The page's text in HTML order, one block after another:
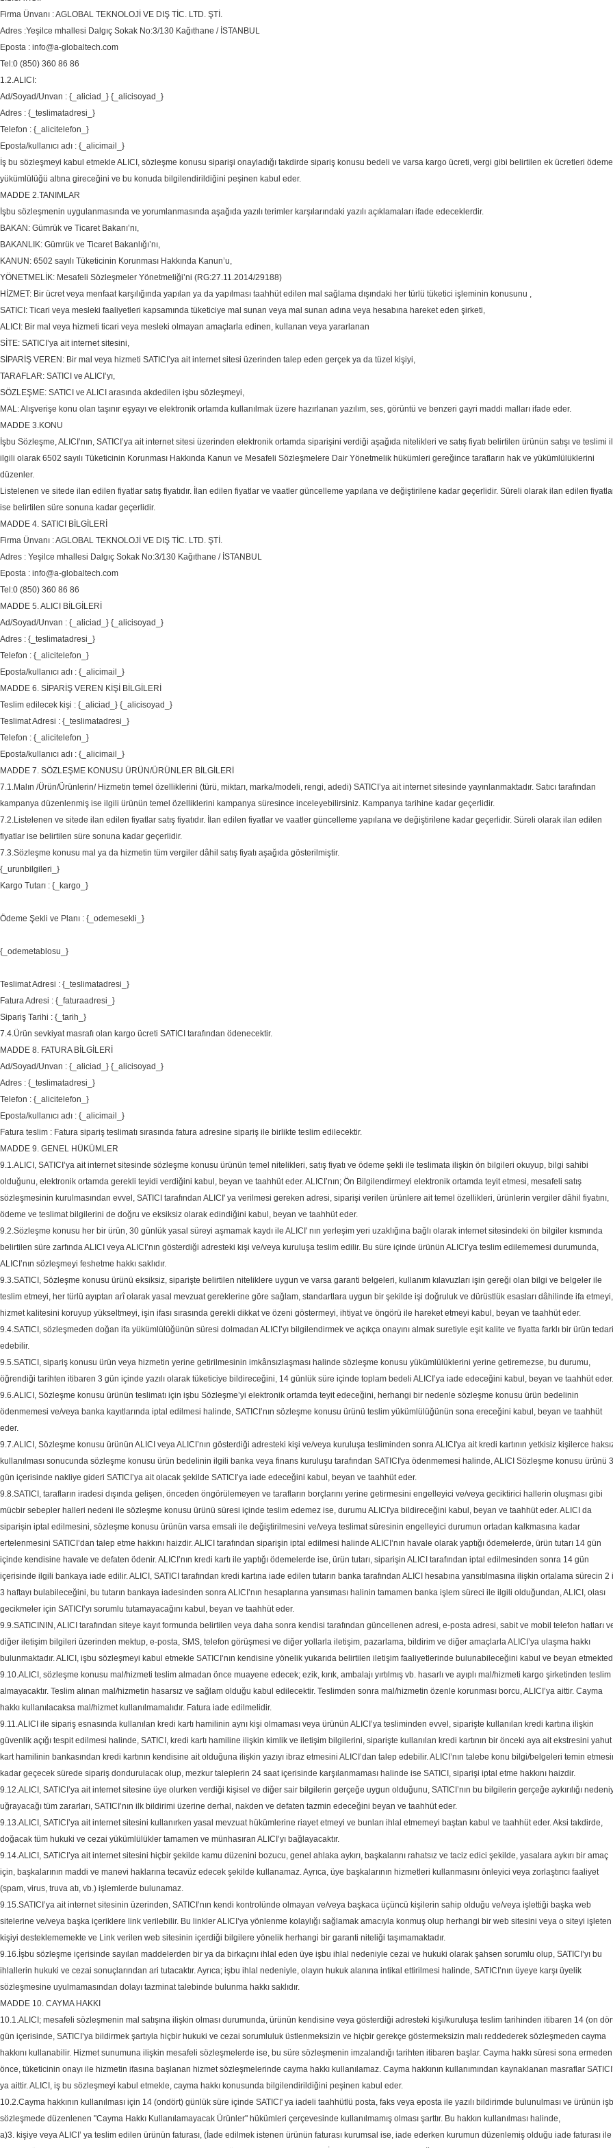
Firma Ünvanı : AGLOBAL TEKNOLOJİ VE DIŞ TİC. LTD. ŞTİ.
Adres :Yeşilce mhallesi Dalgıç Sokak No:3/130 Kağıthane / İSTANBUL
Eposta : info@a-globaltech.com
Tel:0 (850) 360 86 86
1.2.ALICI:
Ad/Soyad/Unvan : {_aliciad_} {_alicisoyad_}
Adres : {_teslimatadresi_}
Telefon : {_alicitelefon_}
Eposta/kullanıcı adı : {_alicimail_}
İş bu sözleşmeyi kabul etmekle ALICI, sözleşme konusu siparişi onayladığı takdirde sipariş konusu bedeli ve varsa kargo ücreti, vergi gibi belirtilen ek ücretleri ödeme
yükümlülüğü altına gireceğini ve bu konuda bilgilendirildiğini peşinen kabul eder.
MADDE 2.TANIMLAR
İşbu sözleşmenin uygulanmasında ve yorumlanmasında aşağıda yazılı terimler karşılarındaki yazılı açıklamaları ifade edeceklerdir.
BAKAN: Gümrük ve Ticaret Bakanı’nı,
BAKANLIK: Gümrük ve Ticaret Bakanlığı’nı,
KANUN: 6502 sayılı Tüketicinin Korunması Hakkında Kanun’u,
YÖNETMELİK: Mesafeli Sözleşmeler Yönetmeliği’ni (RG:27.11.2014/29188)
HİZMET: Bir ücret veya menfaat karşılığında yapılan ya da yapılması taahhüt edilen mal sağlama dışındaki her türlü tüketici işleminin konusunu ,
SATICI: Ticari veya mesleki faaliyetleri kapsamında tüketiciye mal sunan veya mal sunan adına veya hesabına hareket eden şirketi,
ALICI: Bir mal veya hizmeti ticari veya mesleki olmayan amaçlarla edinen, kullanan veya yararlanan
SİTE: SATICI’ya ait internet sitesini,
SİPARİŞ VEREN: Bir mal veya hizmeti SATICI’ya ait internet sitesi üzerinden talep eden gerçek ya da tüzel kişiyi,
TARAFLAR: SATICI ve ALICI’yı,
SÖZLEŞME: SATICI ve ALICI arasında akdedilen işbu sözleşmeyi,
MAL: Alışverişe konu olan taşınır eşyayı ve elektronik ortamda kullanılmak üzere hazırlanan yazılım, ses, görüntü ve benzeri gayri maddi malları ifade eder.
MADDE 3.KONU
İşbu Sözleşme, ALICI’nın, SATICI’ya ait internet sitesi üzerinden elektronik ortamda siparişini verdiği aşağıda nitelikleri ve satış fiyatı belirtilen ürünün satışı ve teslimi
ilgili olarak 6502 sayılı Tüketicinin Korunması Hakkında Kanun ve Mesafeli Sözleşmelere Dair Yönetmelik hükümleri gereğince tarafların hak ve yükümlülüklerini
düzenler.
Listelenen ve sitede ilan edilen fiyatlar satış fiyatıdır. İlan edilen fiyatlar ve vaatler güncelleme yapılana ve değiştirilene kadar geçerlidir. Süreli olarak ilan edilen
ise belirtilen süre sonuna kadar geçerlidir.
MADDE 4. SATICI BİLGİLERİ
Firma Ünvanı : AGLOBAL TEKNOLOJİ VE DIŞ TİC. LTD. ŞTİ.
Adres : Yeşilce mhallesi Dalgıç Sokak No:3/130 Kağıthane / İSTANBUL
Eposta : info@a-globaltech.com
Tel:0 (850) 360 86 86
MADDE 5. ALICI BİLGİLERİ
Ad/Soyad/Unvan : {_aliciad_} {_alicisoyad_}
Adres : {_teslimatadresi_}
Telefon : {_alicitelefon_}
Eposta/kullanıcı adı : {_alicimail_}
MADDE 6. SİPARİŞ VEREN KİŞİ BİLGİLERİ
Teslim edilecek kişi : {_aliciad_} {_alicisoyad_}
Teslimat Adresi : {_teslimatadresi_}
Telefon : {_alicitelefon_}
Eposta/kullanıcı adı : {_alicimail_}
MADDE 7. SÖZLEŞME KONUSU ÜRÜN/ÜRÜNLER BİLGİLERİ
7.1.Malın /Ürün/Ürünlerin/ Hizmetin temel özelliklerini (türü, miktarı, marka/modeli, rengi, adedi) SATICI’ya ait internet sitesinde yayınlanmaktadır. Satıcı tarafından
kampanya düzenlenmiş ise ilgili ürünün temel özelliklerini kampanya süresince inceleyebilirsiniz. Kampanya tarihine kadar geçerlidir.
7.2.Listelenen ve sitede ilan edilen fiyatlar satış fiyatıdır. İlan edilen fiyatlar ve vaatler güncelleme yapılana ve değiştirilene kadar geçerlidir. Süreli olarak ilan edilen
fiyatlar ise belirtilen süre sonuna kadar geçerlidir.
7.3.Sözleşme konusu mal ya da hizmetin tüm vergiler dâhil satış fiyatı aşağıda gösterilmiştir.
{_urunbilgileri_}
Kargo Tutarı : {_kargo_}
Ödeme Şekli ve Planı : {_odemesekli_}
{_odemetablosu_}
Teslimat Adresi : {_teslimatadresi_}
Fatura Adresi : {_faturaadresi_}
Sipariş Tarihi : {_tarih_}
7.4.Ürün sevkiyat masrafı olan kargo ücreti SATICI tarafından ödenecektir.
MADDE 8. FATURA BİLGİLERİ
Ad/Soyad/Unvan : {_aliciad_} {_alicisoyad_}
Adres : {_teslimatadresi_}
Telefon : {_alicitelefon_}
Eposta/kullanıcı adı : {_alicimail_}
Fatura teslim : Fatura sipariş teslimatı sırasında fatura adresine sipariş ile birlikte teslim edilecektir.
MADDE 9. GENEL HÜKÜMLER
9.1.ALICI, SATICI’ya ait internet sitesinde sözleşme konusu ürünün temel nitelikleri, satış fiyatı ve ödeme şekli ile teslimata ilişkin ön bilgileri okuyup, bilgi sahibi
olduğunu, elektronik ortamda gerekli teyidi verdiğini kabul, beyan ve taahhüt eder. ALICI’nın; Ön Bilgilendirmeyi elektronik ortamda teyit etmesi, mesafeli satış
sözleşmesinin kurulmasından evvel, SATICI tarafından ALICI' ya verilmesi gereken adresi, siparişi verilen ürünlere ait temel özellikleri, ürünlerin vergiler dâhil fiyatını,
ödeme ve teslimat bilgilerini de doğru ve eksiksiz olarak edindiğini kabul, beyan ve taahhüt eder.
9.2.Sözleşme konusu her bir ürün, 30 günlük yasal süreyi aşmamak kaydı ile ALICI' nın yerleşim yeri uzaklığına bağlı olarak internet sitesindeki ön bilgiler kısmında
belirtilen süre zarfında ALICI veya ALICI’nın gösterdiği adresteki kişi ve/veya kuruluşa teslim edilir. Bu süre içinde ürünün ALICI’ya teslim edilememesi durumunda,
ALICI’nın sözleşmeyi feshetme hakkı saklıdır.
9.3.SATICI, Sözleşme konusu ürünü eksiksiz, siparişte belirtilen niteliklere uygun ve varsa garanti belgeleri, kullanım kılavuzları işin gereği olan bilgi ve belgeler ile
teslim etmeyi, her türlü ayıptan arî olarak yasal mevzuat gereklerine göre sağlam, standartlara uygun bir şekilde işi doğruluk ve dürüstlük esasları dâhilinde ifa etmeyi,
hizmet kalitesini koruyup yükseltmeyi, işin ifası sırasında gerekli dikkat ve özeni göstermeyi, ihtiyat ve öngörü ile hareket etmeyi kabul, beyan ve taahhüt eder.
9.4.SATICI, sözleşmeden doğan ifa yükümlülüğünün süresi dolmadan ALICI’yı bilgilendirmek ve açıkça onayını almak suretiyle eşit kalite ve fiyatta farklı bir ürün
edebilir.
9.5.SATICI, sipariş konusu ürün veya hizmetin yerine getirilmesinin imkânsızlaşması halinde sözleşme konusu yükümlülüklerini yerine getiremezse, bu durumu,
öğrendiği tarihten itibaren 3 gün içinde yazılı olarak tüketiciye bildireceğini, 14 günlük süre içinde toplam bedeli ALICI’ya iade edeceğini kabul, beyan ve taahhüt eder.
9.6.ALICI, Sözleşme konusu ürünün teslimatı için işbu Sözleşme’yi elektronik ortamda teyit edeceğini, herhangi bir nedenle sözleşme konusu ürün bedelinin
ödenmemesi ve/veya banka kayıtlarında iptal edilmesi halinde, SATICI’nın sözleşme konusu ürünü teslim yükümlülüğünün sona ereceğini kabul, beyan ve taahhüt
eder.
9.7.ALICI, Sözleşme konusu ürünün ALICI veya ALICI’nın gösterdiği adresteki kişi ve/veya kuruluşa tesliminden sonra ALICI'ya ait kredi kartının yetkisiz kişilerce
kullanılması sonucunda sözleşme konusu ürün bedelinin ilgili banka veya finans kuruluşu tarafından SATICI'ya ödenmemesi halinde, ALICI Sözleşme konusu ürünü 3
gün içerisinde nakliye gideri SATICI’ya ait olacak şekilde SATICI’ya iade edeceğini kabul, beyan ve taahhüt eder.
9.8.SATICI, tarafların iradesi dışında gelişen, önceden öngörülemeyen ve tarafların borçlarını yerine getirmesini engelleyici ve/veya geciktirici hallerin oluşması gibi
mücbir sebepler halleri nedeni ile sözleşme konusu ürünü süresi içinde teslim edemez ise, durumu ALICI'ya bildireceğini kabul, beyan ve taahhüt eder. ALICI da
siparişin iptal edilmesini, sözleşme konusu ürünün varsa emsali ile değiştirilmesini ve/veya teslimat süresinin engelleyici durumun ortadan kalkmasına kadar
ertelenmesini SATICI’dan talep etme hakkını haizdir. ALICI tarafından siparişin iptal edilmesi halinde ALICI’nın havale olarak yaptığı ödemelerde, ürün tutarı 14 gün
içinde kendisine havale ve defaten ödenir. ALICI’nın kredi kartı ile yaptığı ödemelerde ise, ürün tutarı, siparişin ALICI tarafından iptal edilmesinden sonra 14 gün
içerisinde ilgili bankaya iade edilir. ALICI, SATICI tarafından kredi kartına iade edilen tutarın banka tarafından ALICI hesabına yansıtılmasına ilişkin ortalama sürecin 2
3 haftayı bulabileceğini, bu tutarın bankaya iadesinden sonra ALICI’nın hesaplarına yansıması halinin tamamen banka işlem süreci ile ilgili olduğundan, ALICI, olası
gecikmeler için SATICI’yı sorumlu tutamayacağını kabul, beyan ve taahhüt eder.
9.9.SATICININ, ALICI tarafından siteye kayıt formunda belirtilen veya daha sonra kendisi tarafından güncellenen adresi, e-posta adresi, sabit ve mobil telefon hatları
diğer iletişim bilgileri üzerinden mektup, e-posta, SMS, telefon görüşmesi ve diğer yollarla iletişim, pazarlama, bildirim ve diğer amaçlarla ALICI’ya ulaşma hakkı
bulunmaktadır. ALICI, işbu sözleşmeyi kabul etmekle SATICI’nın kendisine yönelik yukarıda belirtilen iletişim faaliyetlerinde bulunabileceğini kabul ve beyan
9.10.ALICI, sözleşme konusu mal/hizmeti teslim almadan önce muayene edecek; ezik, kırık, ambalajı yırtılmış vb. hasarlı ve ayıplı mal/hizmeti kargo şirketinden teslim
almayacaktır. Teslim alınan mal/hizmetin hasarsız ve sağlam olduğu kabul edilecektir. Teslimden sonra mal/hizmetin özenle korunması borcu, ALICI’ya aittir. Cayma
hakkı kullanılacaksa mal/hizmet kullanılmamalıdır. Fatura iade edilmelidir.
9.11.ALICI ile sipariş esnasında kullanılan kredi kartı hamilinin aynı kişi olmaması veya ürünün ALICI’ya tesliminden evvel, siparişte kullanılan kredi kartına ilişkin
güvenlik açığı tespit edilmesi halinde, SATICI, kredi kartı hamiline ilişkin kimlik ve iletişim bilgilerini, siparişte kullanılan kredi kartının bir önceki aya ait ekstresini yahut
kart hamilinin bankasından kredi kartının kendisine ait olduğuna ilişkin yazıyı ibraz etmesini ALICI’dan talep edebilir. ALICI’nın talebe konu bilgi/belgeleri temin
kadar geçecek sürede sipariş dondurulacak olup, mezkur taleplerin 24 saat içerisinde karşılanmaması halinde ise SATICI, siparişi iptal etme hakkını haizdir.
9.12.ALICI, SATICI’ya ait internet sitesine üye olurken verdiği kişisel ve diğer sair bilgilerin gerçeğe uygun olduğunu, SATICI’nın bu bilgilerin gerçeğe aykırılığı
uğrayacağı tüm zararları, SATICI’nın ilk bildirimi üzerine derhal, nakden ve defaten tazmin edeceğini beyan ve taahhüt eder.
9.13.ALICI, SATICI’ya ait internet sitesini kullanırken yasal mevzuat hükümlerine riayet etmeyi ve bunları ihlal etmemeyi baştan kabul ve taahhüt eder. Aksi takdirde,
doğacak tüm hukuki ve cezai yükümlülükler tamamen ve münhasıran ALICI’yı bağlayacaktır.
9.14.ALICI, SATICI’ya ait internet sitesini hiçbir şekilde kamu düzenini bozucu, genel ahlaka aykırı, başkalarını rahatsız ve taciz edici şekilde, yasalara aykırı bir amaç
için, başkalarının maddi ve manevi haklarına tecavüz edecek şekilde kullanamaz. Ayrıca, üye başkalarının hizmetleri kullanmasını önleyici veya zorlaştırıcı faaliyet
(spam, virus, truva atı, vb.) işlemlerde bulunamaz.
9.15.SATICI’ya ait internet sitesinin üzerinden, SATICI’nın kendi kontrolünde olmayan ve/veya başkaca üçüncü kişilerin sahip olduğu ve/veya işlettiği başka web
sitelerine ve/veya başka içeriklere link verilebilir. Bu linkler ALICI’ya yönlenme kolaylığı sağlamak amacıyla konmuş olup herhangi bir web sitesini veya o siteyi işleten
kişiyi desteklememekte ve Link verilen web sitesinin içerdiği bilgilere yönelik herhangi bir garanti niteliği taşımamaktadır.
9.16.İşbu sözleşme içerisinde sayılan maddelerden bir ya da birkaçını ihlal eden üye işbu ihlal nedeniyle cezai ve hukuki olarak şahsen sorumlu olup, SATICI’yı bu
ihlallerin hukuki ve cezai sonuçlarından ari tutacaktır. Ayrıca; işbu ihlal nedeniyle, olayın hukuk alanına intikal ettirilmesi halinde, SATICI’nın üyeye karşı üyelik
sözleşmesine uyulmamasından dolayı tazminat talebinde bulunma hakkı saklıdır.
MADDE 10. CAYMA HAKKI
10.1.ALICI; mesafeli sözleşmenin mal satışına ilişkin olması durumunda, ürünün kendisine veya gösterdiği adresteki kişi/kuruluşa teslim tarihinden itibaren 14 (on
gün içerisinde, SATICI’ya bildirmek şartıyla hiçbir hukuki ve cezai sorumluluk üstlenmeksizin ve hiçbir gerekçe göstermeksizin malı reddederek sözleşmeden cayma
hakkını kullanabilir. Hizmet sunumuna ilişkin mesafeli sözleşmelerde ise, bu süre sözleşmenin imzalandığı tarihten itibaren başlar. Cayma hakkı süresi sona ermeden
önce, tüketicinin onayı ile hizmetin ifasına başlanan hizmet sözleşmelerinde cayma hakkı kullanılamaz. Cayma hakkının kullanımından kaynaklanan masraflar SATICI’
ya aittir. ALICI, iş bu sözleşmeyi kabul etmekle, cayma hakkı konusunda bilgilendirildiğini peşinen kabul eder.
10.2.Cayma hakkının kullanılması için 14 (ondört) günlük süre içinde SATICI' ya iadeli taahhütlü posta, faks veya eposta ile yazılı bildirimde bulunulması ve ürünün
sözleşmede düzenlenen "Cayma Hakkı Kullanılamayacak Ürünler" hükümleri çerçevesinde kullanılmamış olması şarttır. Bu hakkın kullanılması halinde,
a)3. kişiye veya ALICI’ ya teslim edilen ürünün faturası, (İade edilmek istenen ürünün faturası kurumsal ise, iade ederken kurumun düzenlemiş olduğu iade faturası ile